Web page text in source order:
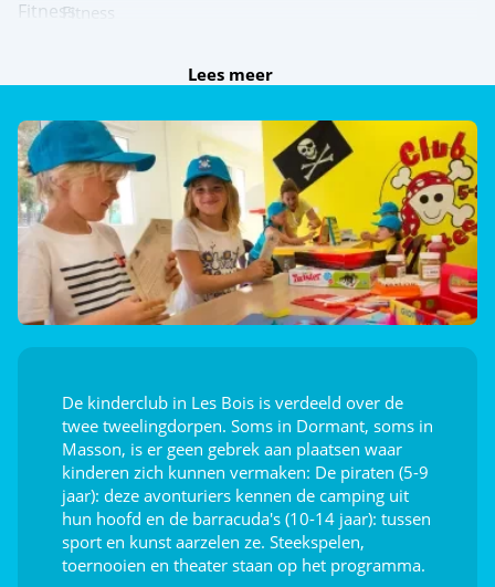
Fitness
Speel samen
Sportschool
Multisportterrein
Ontdek
Poolbiljart (€)
Afleiding voor de kids
Speeltuin
Tafeltennis
Indoor gamehal (videospelletjes)
Lees meer
De kinderclub in Les Bois is verdeeld over de
twee tweelingdorpen. Soms in Dormant, soms in
Masson, is er geen gebrek aan plaatsen waar
kinderen zich kunnen vermaken: De piraten (5-9
jaar): deze avonturiers kennen de camping uit
hun hoofd en de barracuda's (10-14 jaar): tussen
sport en kunst aarzelen ze. Steekspelen,
toernooien en theater staan op het programma.